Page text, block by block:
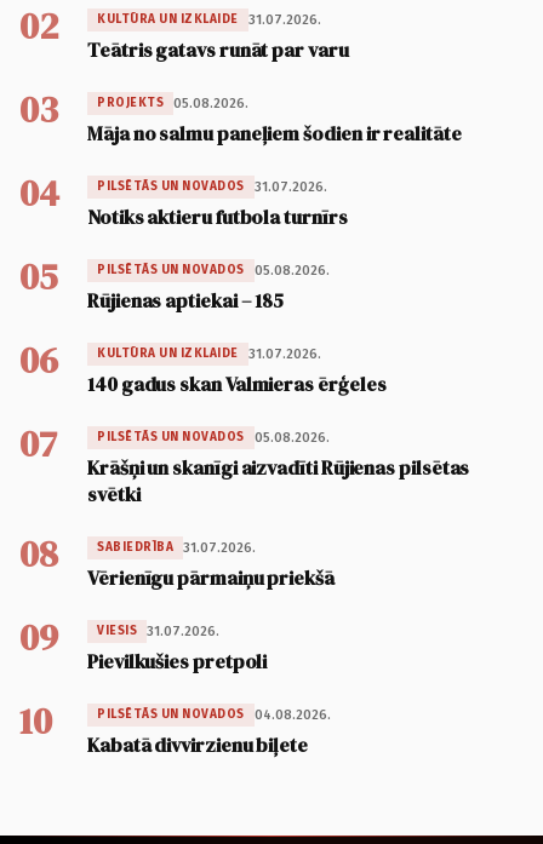
02 KULTŪRA UN IZKLAIDE 31.07.2026.
Teātris gatavs runāt par varu
03 PROJEKTS 05.08.2026.
Māja no salmu paneļiem šodien ir realitāte
04 PILSĒTĀS UN NOVADOS 31.07.2026.
Notiks aktieru futbola turnīrs
05 PILSĒTĀS UN NOVADOS 05.08.2026.
Rūjienas aptiekai – 185
06 KULTŪRA UN IZKLAIDE 31.07.2026.
140 gadus skan Valmieras ērģeles
07 PILSĒTĀS UN NOVADOS 05.08.2026.
Krāšņi un skanīgi aizvadīti Rūjienas pilsētas
svētki
08 SABIEDRĪBA 31.07.2026.
Vērienīgu pārmaiņu priekšā
09 VIESIS 31.07.2026.
Pievilkušies pretpoli
10 PILSĒTĀS UN NOVADOS 04.08.2026.
Kabatā divvirzienu biļete